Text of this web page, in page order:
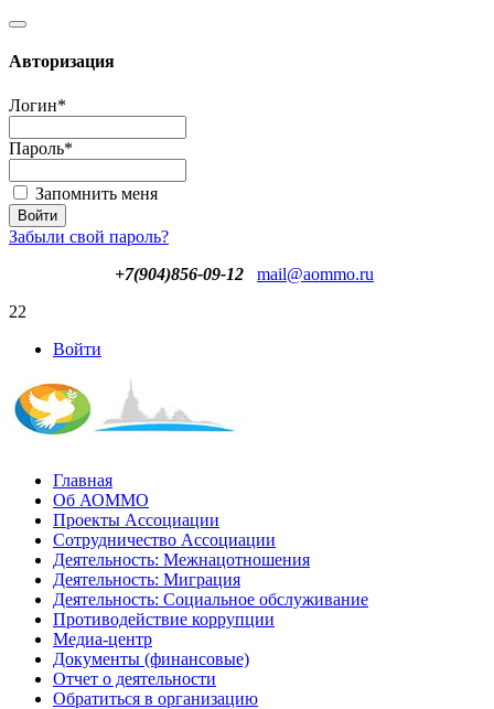
Авторизация
Логин*
Пароль*
Запомнить меня
Забыли свой пароль?
+7(904)856-09-12
mail@aommo.ru
22
Войти
Главная
Об АОММО
Проекты Ассоциации
Сотрудничество Ассоциации
Деятельность: Межнацотношения
Деятельность: Миграция
Деятельность: Социальное обслуживание
Противодействие коррупции
Медиа-центр
Документы (финансовые)
Отчет о деятельности
Обратиться в организацию